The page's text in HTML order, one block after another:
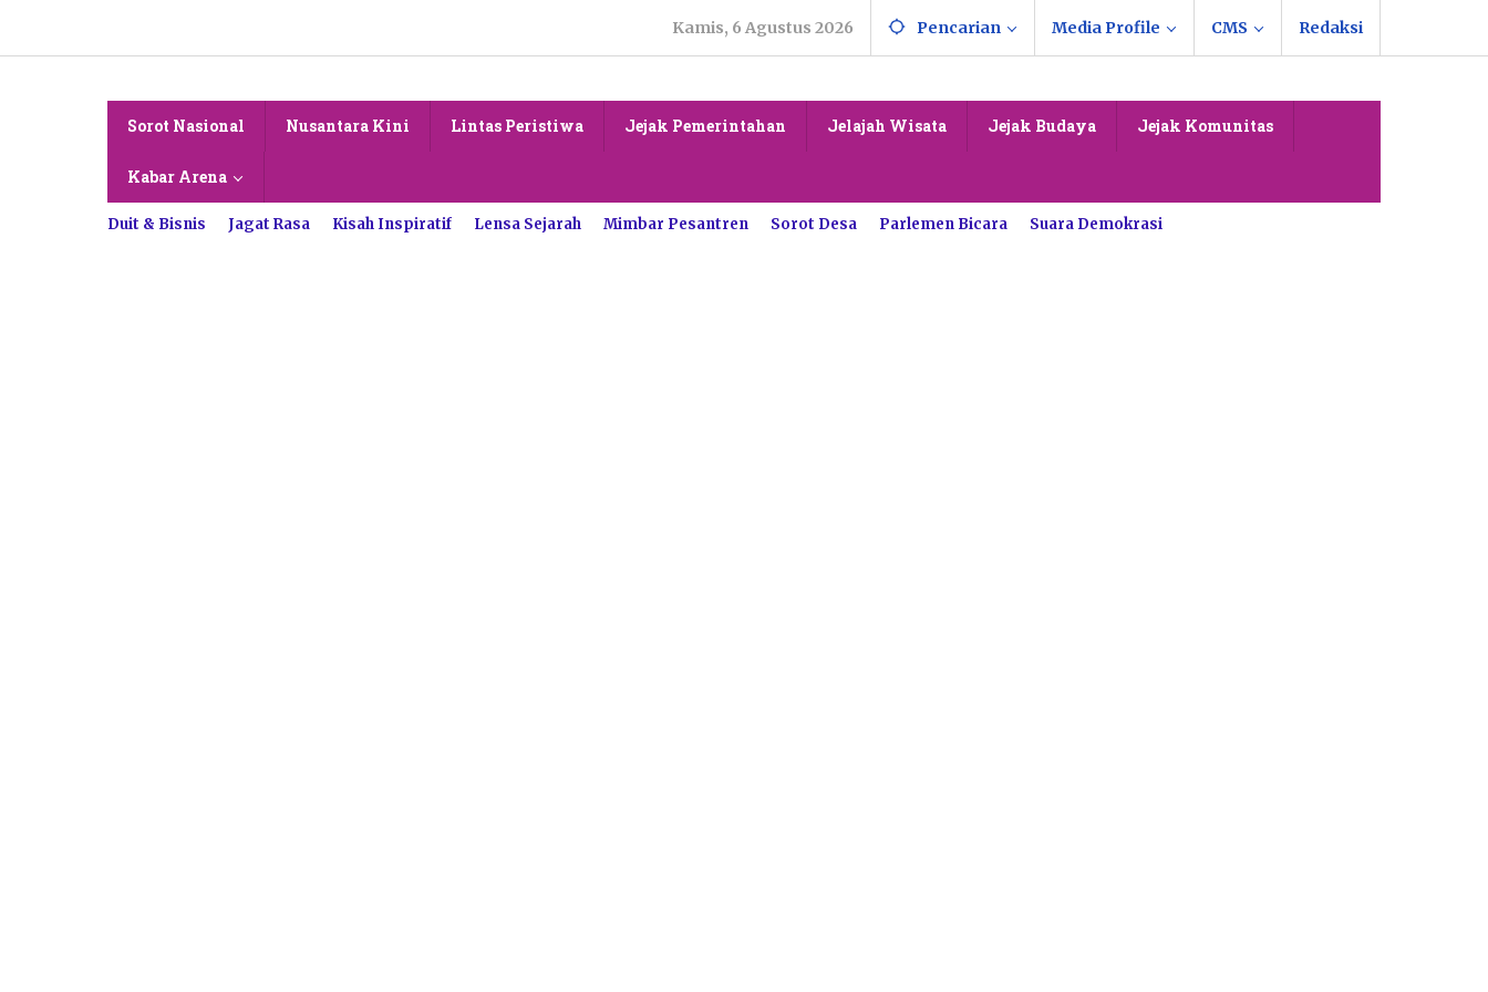
konten
Kamis, 6 Agustus 2026 Pencarian Media Profile CMS Redaksi
Sorot Nasional Nusantara Kini Lintas Peristiwa Jejak Pemerintahan Jelajah Wisata Jejak Budaya Jejak Komunitas
Kabar Arena
Duit & Bisnis Jagat Rasa Kisah Inspiratif Lensa Sejarah Mimbar Pesantren Sorot Desa Parlemen Bicara Suara Demokrasi